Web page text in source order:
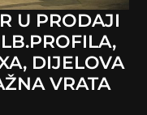
U PRODAJI
DIJELOVA
VRATA